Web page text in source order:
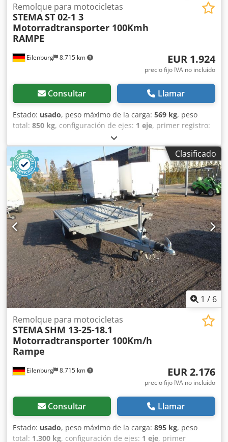
Eilenburg 8.715 km
Remolque para motocicletas
STEMAST 02-1 3
Motorradtransporter 100Kmh
RAMPE
EUR 1.924
precio fijo IVA no incluído
Consultar Llamar
Estado: usado, peso máximo de la carga: 569 kg, peso
total: 850 kg, configuración de ejes: 1 eje, primer registro:
, longitud del espacio de carga:
anchura del espacio de carga:1.275 mm, ancho total:
1.770 mm , altura total: 3.024 mm , A8 GW26 00158 kg,
remolque de plataforma baja, con freno de inercia, 100
km/h, para 3 motocicletas, con barandilla lateral, rampa...
y mucho más. 580 mm de altura de carga Crodpfx Aoym
Ifysbfsf Errores y venta previa reservados.
Clasificado
1 / 6
Eilenburg 8.715 km
Remolque para motocicletas
STEMASHM 13-25-18.1
Motorradtransporter 100Km/h
Rampe
EUR 2.176
precio fijo IVA no incluído
Consultar Llamar
Estado: usado, peso máximo de la carga: 895 kg, peso
total: 1.300 kg, configuración de ejes: 1 eje, primer